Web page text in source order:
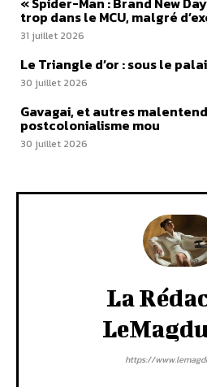
trop dans le MCU, malgré
31 juillet 2026
Le Triangle d’or : sous le
30 juillet 2026
Gavagai, et autres
postcolonialisme mou
30 juillet 2026
La
https://